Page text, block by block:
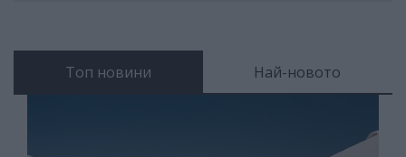
Топ новини Най-новото